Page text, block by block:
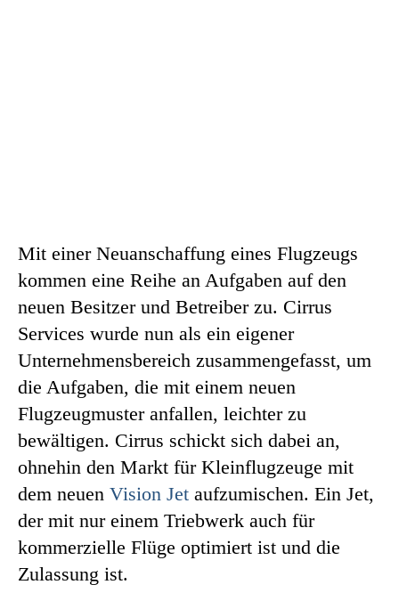
Mit einer Neuanschaffung eines Flugzeugs
kommen eine Reihe an Aufgaben auf den
neuen Besitzer und Betreiber zu. Cirrus
Services wurde nun als ein eigener
Unternehmensbereich zusammengefasst, um
die Aufgaben, die mit einem neuen
Flugzeugmuster anfallen, leichter zu
bewältigen. Cirrus schickt sich dabei an,
ohnehin den Markt für Kleinflugzeuge mit
dem neuen Vision Jet aufzumischen. Ein Jet,
der mit nur einem Triebwerk auch für
kommerzielle Flüge optimiert ist und die
Zulassung ist.